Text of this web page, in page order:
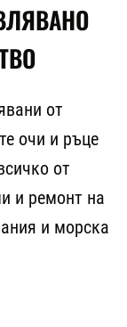
от
очи и ръце
от
и ремонт на
и морска